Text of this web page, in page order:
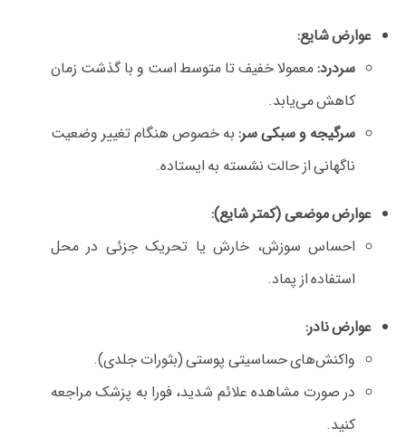
عوارض شایع:
سردرد:معمولا خفیف تا متوسط است و با گذشت زمان
کاهش می‌یابد.
سرگیجه و سبکی سر: به خصوص هنگام تغییر وضعیت
ناگهانی از حالت نشسته به ایستاده.
عوارض موضعی (کمتر شایع):
احساس سوزش، خارش یا تحریک جزئی در محل
استفاده از پماد.
عوارض نادر:
واکنش‌های حساسیتی پوستی (بثورات جلدی).
در صورت مشاهده علائم شدید، فورا به پزشک مراجعه
کنید.